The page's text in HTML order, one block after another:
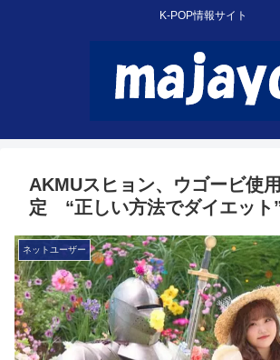
K-POP情報サイト
AKMUスヒョン、ウゴービ使
定 “正しい方法でダイエット
ネットユーザー